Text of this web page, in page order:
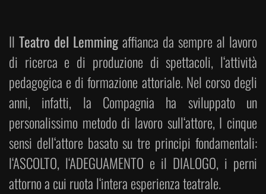
Il Teatro del Lemmingaffianca da sempre al lavoro
di ricerca e di produzione di spettacoli, l‘attività
pedagogica e di formazione attoriale. Nel corso degli
anni, infatti, la Compagnia ha sviluppato un
personalissimo metodo di lavoro sull‘attore, I cinque
sensi dell‘attore basato su tre principi fondamentali:
l‘ASCOLTO, l‘ADEGUAMENTO e il DIALOGO, i perni
attorno a cui ruota l‘intera esperienza teatrale.